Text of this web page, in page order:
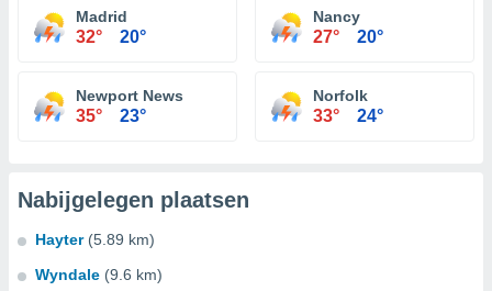
Madrid
32° 20°
Nancy
27° 20°
Newport News
35° 23°
Norfolk
33° 24°
Nabijgelegen plaatsen
Hayter (5.89 km)
Wyndale (9.6 km)